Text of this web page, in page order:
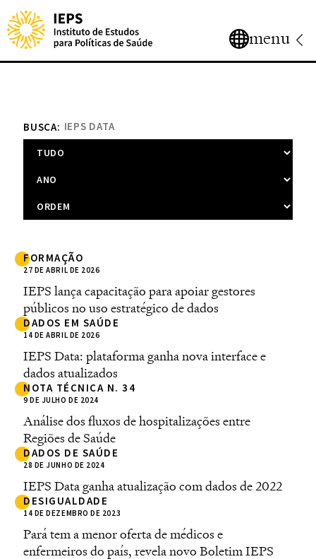
menu
BUSCA:
FORMAÇÃO
27 DE ABRIL DE 2026
IEPS lança capacitação para apoiar gestores
públicos no uso estratégico de dados
DADOS EM SAÚDE
14 DE ABRIL DE 2026
IEPS Data: plataforma ganha nova interface e
dados atualizados
NOTA TÉCNICA N. 34
9 DE JULHO DE 2024
Análise dos fluxos de hospitalizações entre
Regiões de Saúde
DADOS DE SAÚDE
28 DE JUNHO DE 2024
IEPS Data ganha atualização com dados de 2022
DESIGUALDADE
14 DE DEZEMBRO DE 2023
Pará tem a menor oferta de médicos e
enfermeiros do país, revela novo Boletim IEPS